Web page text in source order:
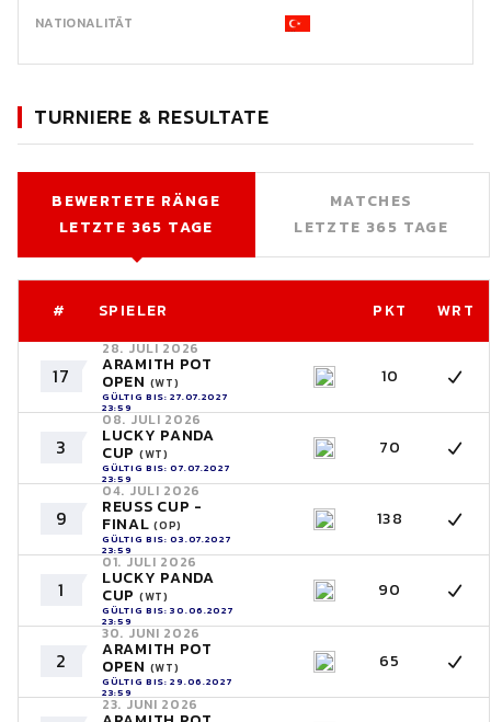
NATIONALITÄT
TURNIERE & RESULTATE
BEWERTETE RÄNGE
LETZTE 365 TAGE
MATCHES
LETZTE 365 TAGE
# SPIELER PKT WRT
17
28. JULI 2026
ARAMITH POT
OPEN (WT)
GÜLTIG BIS: 27.07.2027
23:59
10
3
08. JULI 2026
LUCKY PANDA
CUP (WT)
GÜLTIG BIS: 07.07.2027
23:59
70
9
04. JULI 2026
REUSS CUP -
FINAL(OP)
GÜLTIG BIS: 03.07.2027
23:59
138
1
01. JULI 2026
LUCKY PANDA
CUP (WT)
GÜLTIG BIS: 30.06.2027
23:59
90
2
30. JUNI 2026
ARAMITH POT
OPEN (WT)
GÜLTIG BIS: 29.06.2027
23:59
65
23. JUNI 2026